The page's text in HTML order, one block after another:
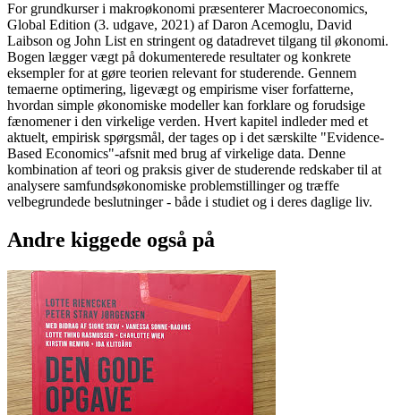
For grundkurser i makroøkonomi præsenterer Macroeconomics,
Global Edition (3. udgave, 2021) af Daron Acemoglu, David
Laibson og John List en stringent og datadrevet tilgang til økonomi.
Bogen lægger vægt på dokumenterede resultater og konkrete
eksempler for at gøre teorien relevant for studerende. Gennem
temaerne optimering, ligevægt og empirisme viser forfatterne,
hvordan simple økonomiske modeller kan forklare og forudsige
fænomener i den virkelige verden. Hvert kapitel indleder med et
aktuelt, empirisk spørgsmål, der tages op i det særskilte "Evidence-
Based Economics"-afsnit med brug af virkelige data. Denne
kombination af teori og praksis giver de studerende redskaber til at
analysere samfundsøkonomiske problemstillinger og træffe
velbegrundede beslutninger - både i studiet og i deres daglige liv.
Andre kiggede også på